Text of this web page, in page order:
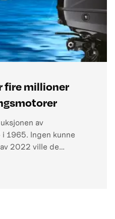
fire millioner
av
1965. Ingen kunne
2022 ville de
fire millioner.